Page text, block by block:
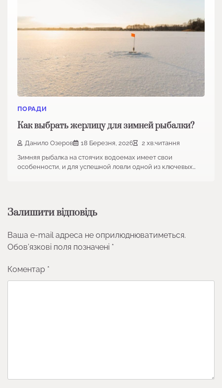
ПОРАДИ
Как выбрать жерлицу для зимней рыбалки?
Данило Озеров 18 Березня, 2026
2 хв.читання
Зимняя рыбалка на стоячих водоемах имеет свои
особенности, и для успешной ловли одной из ключевых…
Залишити відповідь
Ваша e-mail адреса не оприлюднюватиметься.
Обов’язкові поля позначені *
Коментар *